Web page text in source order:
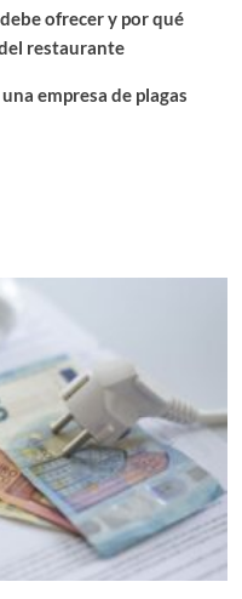
ofrecer y por qué
restaurante
empresa de plagas